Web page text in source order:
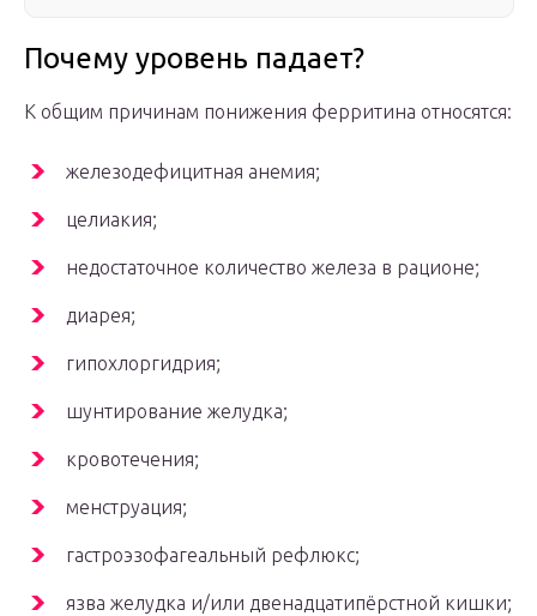
Почему уровень падает?
К общим причинам понижения ферритина относятся:
железодефицитная анемия;
целиакия;
недостаточное количество железа в рационе;
диарея;
гипохлоргидрия;
шунтирование желудка;
кровотечения;
менструация;
гастроэзофагеальный рефлюкс;
язва желудка и/или двенадцатипёрстной кишки;